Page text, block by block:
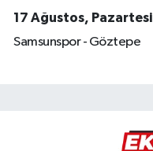
17 Ağustos, Pazartesi
Samsunspor - Göztepe